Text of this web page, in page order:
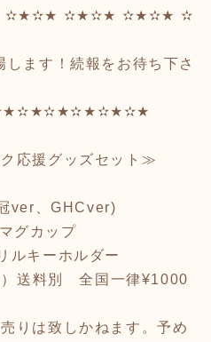
✫★✫★ ✫★✫★ ✫
ます！続報をお待ち下さ
応援グッズセット≫
ver、GHCver)
グカップ
ルキーホルダー
）送料別 全国一律¥1000
りは致しかねます。予め